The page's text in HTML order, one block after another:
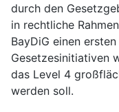
durch den
in rechtliche
BayDiG einen
Gesetzesinitiativen
das Level 4
werden soll.